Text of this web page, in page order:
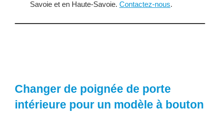
Savoie et en Haute-Savoie.Contactez-nous.
Changer de poignée de porte
intérieure pour un modèle à bouton